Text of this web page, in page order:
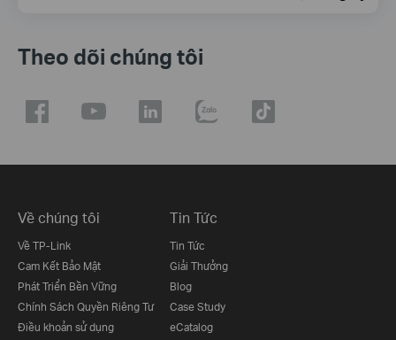
Theo dõi chúng tôi
Về chúng tôi
Về TP-Link
Cam Kết Bảo Mật
Phát Triển Bền Vững
Chính Sách Quyền Riêng Tư
Điều khoản sử dụng
Tin Tức
Tin Tức
Giải Thưởng
Blog
Case Study
eCatalog